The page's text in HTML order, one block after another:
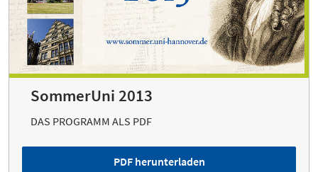
SommerUni 2013
DAS PROGRAMM ALS PDF
PDF herunterladen